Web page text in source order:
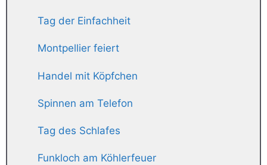
Tag der Einfachheit
Montpellier feiert
Handel mit Köpfchen
Spinnen am Telefon
Tag des Schlafes
Funkloch am Köhlerfeuer